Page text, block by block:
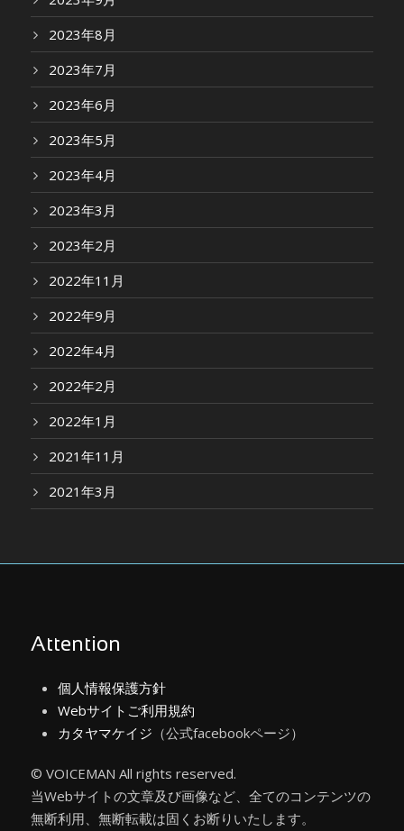
2023年8月
2023年7月
2023年6月
2023年5月
2023年4月
2023年3月
2023年2月
2022年11月
2022年9月
2022年4月
2022年2月
2022年1月
2021年11月
2021年3月
Attention
個人情報保護方針
Webサイトご利用規約
カタヤマケイジ （公式facebookページ）
© VOICEMAN All rights reserved.
当Webサイトの文章及び画像など、全てのコンテンツの
無断利用、無断転載は固くお断りいたします。